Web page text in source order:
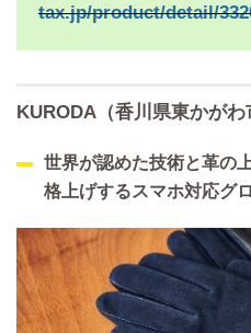
tax.jp/product/detail/
KURODA（香川県東かがわ
世界が認めた技術と革の
格上げするスマホ対応グ